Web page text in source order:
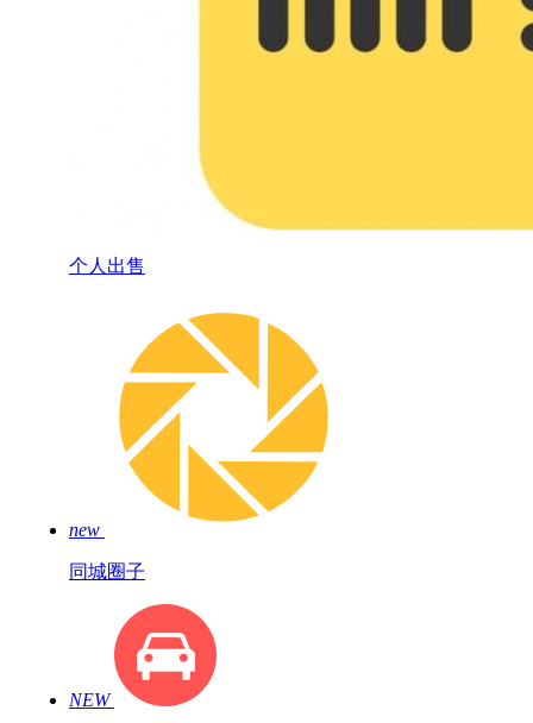
个人出售
new
同城圈子
NEW